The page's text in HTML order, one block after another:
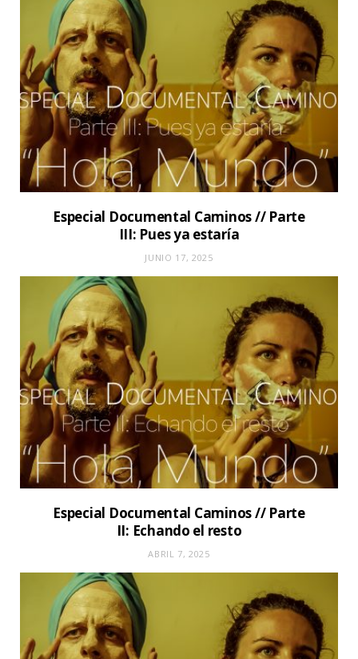
Especial Documental Caminos // Parte
III: Pues ya estaría
JUNIO 17, 2025
Especial Documental Caminos // Parte
II: Echando el resto
ABRIL 7, 2025